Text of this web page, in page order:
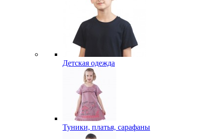
Детская одежда
Туники, платья, сарафаны